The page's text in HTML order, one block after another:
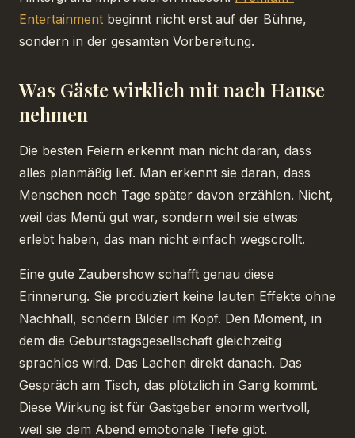
Entertainment beginnt nicht erst auf der Bühne,
sondern in der gesamten Vorbereitung.
Was Gäste wirklich mit nach Hause
nehmen
Die besten Feiern erkennt man nicht daran, dass
alles planmäßig lief. Man erkennt sie daran, dass
Menschen noch Tage später davon erzählen. Nicht,
weil das Menü gut war, sondern weil sie etwas
erlebt haben, das man nicht einfach wegscrollt.
Eine gute Zaubershow schafft genau diese
Erinnerung. Sie produziert keine lauten Effekte ohne
Nachhall, sondern Bilder im Kopf. Den Moment, in
dem die Geburtstagsgesellschaft gleichzeitig
sprachlos wird. Das Lachen direkt danach. Das
Gespräch am Tisch, das plötzlich in Gang kommt.
Diese Wirkung ist für Gastgeber enorm wertvoll,
weil sie dem Abend emotionale Tiefe gibt.